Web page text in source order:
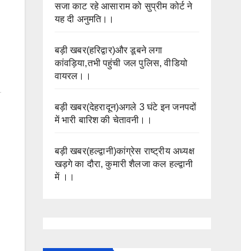
सजा काट रहे आसाराम को सुप्रीम कोर्ट ने
यह दी अनुमति।।
बड़ी खबर(हरिद्वार)और डूबने लगा
कांवड़िया,तभी पहुंची जल पुलिस, वीडियो
वायरल।।
बड़ी खबर(देहरादून)अगले 3 घंटे इन जनपदों
में भारी बारिश की चेतावनी।।
बड़ी खबर(हल्द्वानी)कांग्रेस राष्ट्रीय अध्यक्ष
खड़गे का दौरा, कुमारी शैलजा कल हल्द्वानी
में ।।